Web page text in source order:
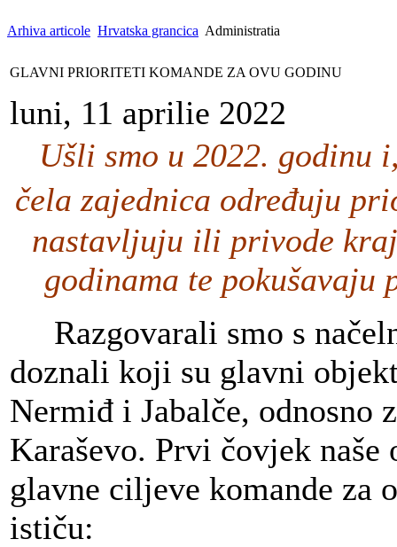
Arhiva articole Hrvatska grancica Administratia
GLAVNI PRIORITETI KOMANDE ZA OVU GODINU
luni, 11 aprilie 2022
Ušli smo u 2022. godinu
čela zajednica određuju
nastavljuju ili privode
godinama te pokušavaju
Razgovarali smo s
doznali koji su glavni
Nermiđ i Jabalče, odnosno
Karaševo. Prvi čovjek
glavne ciljeve komande za
ističu: